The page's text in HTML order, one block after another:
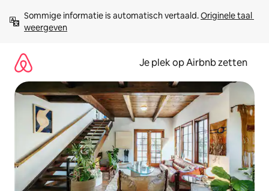
direct
naar
Sommige informatie is automatisch vertaald. Originele taal
weergeven
Je plek op Airbnb zetten